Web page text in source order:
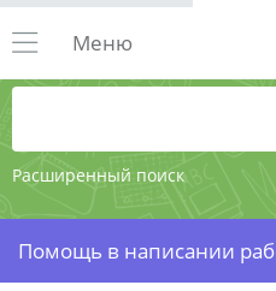
Расширенный поиск
Меню
Помощь в написании